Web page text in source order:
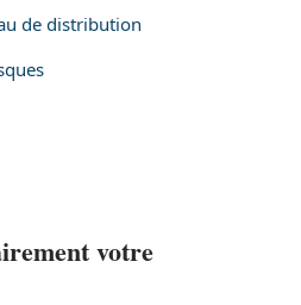
de distribution
votre